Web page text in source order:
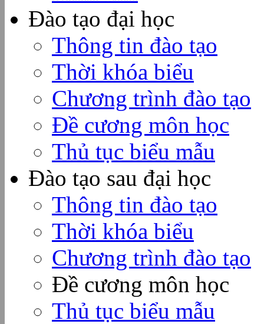
Đào tạo đại học
Thông tin đào tạo
Thời khóa biểu
Chương trình đào tạo
Đề cương môn học
Thủ tục biểu mẫu
Đào tạo sau đại học
Thông tin đào tạo
Thời khóa biểu
Chương trình đào tạo
Đề cương môn học
Thủ tục biểu mẫu